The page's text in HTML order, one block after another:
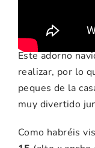
Este adorno
realizar, por lo
peques de la
muy divertido
Como habréis